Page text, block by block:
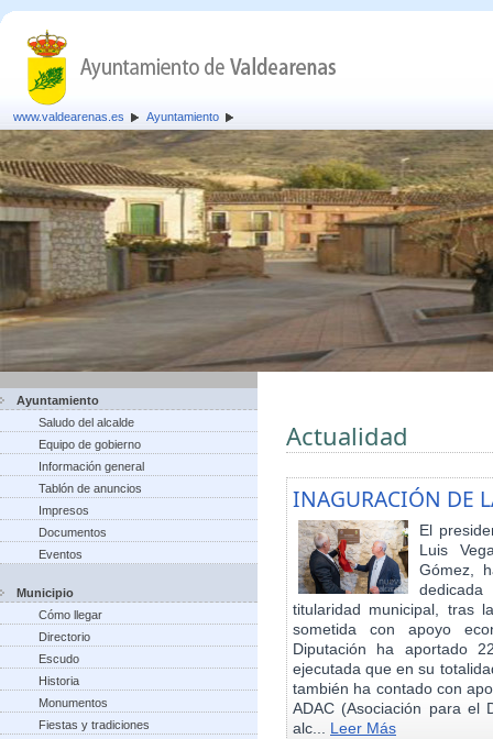
www.valdearenas.es Ayuntamiento
Ayuntamiento
Saludo del alcalde
Equipo de gobierno
Información general
Tablón de anuncios
Impresos
Documentos
Eventos
Municipio
Cómo llegar
Directorio
Escudo
Historia
Monumentos
Fiestas y tradiciones
Actualidad
INAGURACIÓN DE
El
Luis
Gómez,
titularidad municipal, tras
sometida con apoyo
Diputación ha aportado
ejecutada que en su
también ha contado con
ADAC (Asociación para el
alc... Leer Más